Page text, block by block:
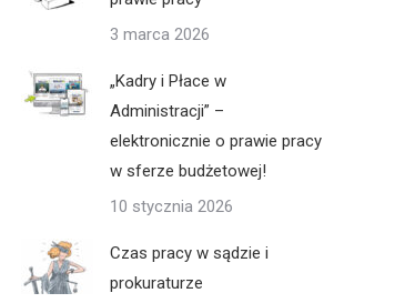
3 marca 2026
„Kadry i Płace w
Administracji” –
elektronicznie o prawie pracy
w sferze budżetowej!
10 stycznia 2026
Czas pracy w sądzie i
prokuraturze